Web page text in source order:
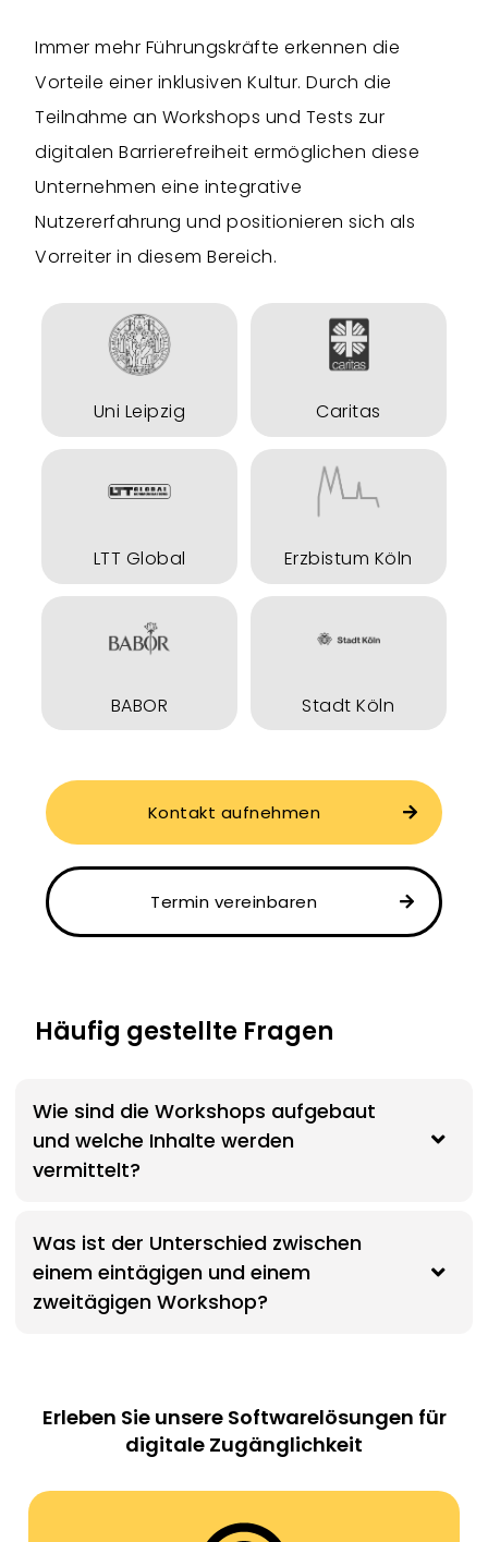
Immer mehr Führungskräfte erkennen die
Vorteile einer inklusiven Kultur. Durch die
Teilnahme an Workshops und Tests zur
digitalen Barrierefreiheit ermöglichen diese
Unternehmen eine integrative
Nutzererfahrung und positionieren sich als
Vorreiter in diesem Bereich.
Uni Leipzig Caritas
LTT Global Erzbistum Köln
BABOR Stadt Köln
Kontakt aufnehmen
Termin vereinbaren
Häufig gestellte Fragen
Wie sind die Workshops aufgebaut
und welche Inhalte werden
vermittelt?
Was ist der Unterschied zwischen
einem eintägigen und einem
zweitägigen Workshop?
Erleben Sie unsere Softwarelösungen für
digitale Zugänglichkeit